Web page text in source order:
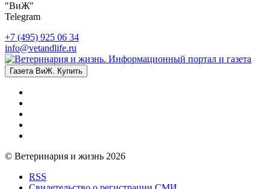
"ВиЖ"
Telegram
+7 (495) 925 06 34
info@vetandlife.ru
Газета ВиЖ. Купить
© Ветеринария и жизнь 2026
RSS